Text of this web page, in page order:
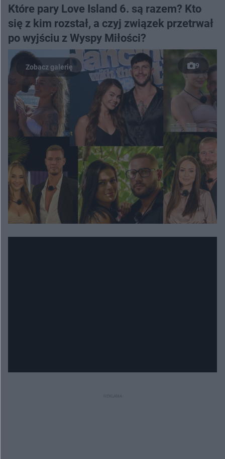
Post udostępniony przez Grzegorz „Hellboy” Głuszcz
(@grzes.hotelparadise6)
Które pary Love Island 6. są razem? Kto
się z kim rozstał, a czyj związek przetrwał
po wyjściu z Wyspy Miłości?
9